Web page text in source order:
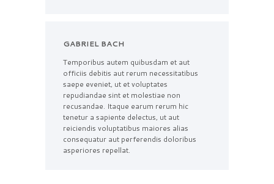
GABRIEL BACH
Temporibus autem quibusdam et aut
officiis debitis aut rerum necessitatibus
saepe eveniet, ut et voluptates
repudiandae sint et molestiae non
recusandae. Itaque earum rerum hic
tenetur a sapiente delectus, ut aut
reiciendis voluptatibus maiores alias
consequatur aut perferendis doloribus
asperiores repellat.